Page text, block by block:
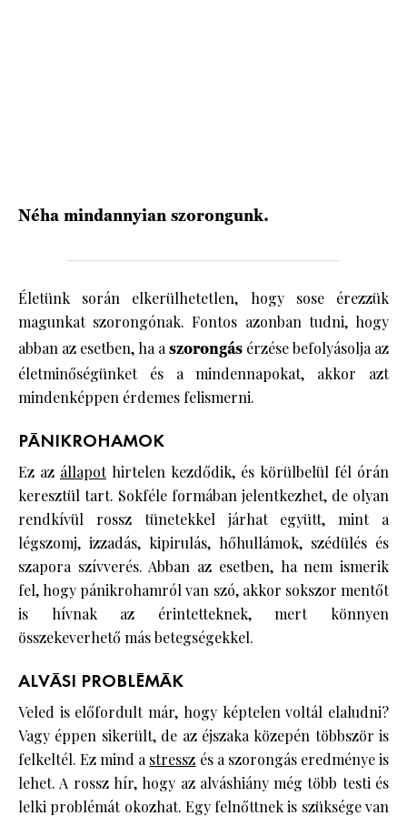
Néha mindannyian szorongunk.
Életünk során elkerülhetetlen, hogy sose érezzük
magunkat szorongónak. Fontos azonban tudni, hogy
abban az esetben, ha aszorongás érzése befolyásolja az
életminőségünket és a mindennapokat, akkor azt
mindenképpen érdemes felismerni.
PÁNIKROHAMOK
Ez az állapothirtelen kezdődik, és körülbelül fél órán
keresztül tart. Sokféle formában jelentkezhet, de olyan
rendkívül rossz tünetekkel járhat együtt, mint a
légszomj, izzadás, kipirulás, hőhullámok, szédülés és
szapora szívverés. Abban az esetben, ha nem ismerik
fel, hogy pánikrohamról van szó, akkor sokszor mentőt
is hívnak az érintetteknek, mert könnyen
összekeverhető más betegségekkel.
ALVÁSI PROBLÉMÁK
Veled is előfordult már, hogy képtelen voltál elaludni?
Vagy éppen sikerült, de az éjszaka közepén többször is
felkeltél. Ez mind astressz és a szorongás eredménye is
lehet. A rossz hír, hogy az alváshiány még több testi és
lelki problémát okozhat. Egy felnőttnek is szüksége van